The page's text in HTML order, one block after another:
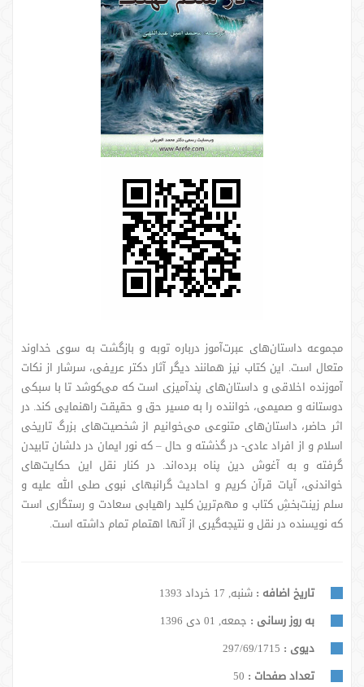
مجموعه داستان‌های عبرت‌آموز درباره توبه و بازگشت به سوی خداوند
متعال است. این کتاب نیز همانند دیگر آثار دکتر عریفی، سرشار از نکات
آموزنده اخلاقی و داستان‌های پندآمیزی است که می‌کوشد تا با سبکی
دوستانه و صمیمی، خواننده را به مسیر حق و حقیقت راهنمایی کند. در
اثر حاضر، داستان‌های متنوعی می‌خوانیم از شخصیت‌های بزرگ تاریخی
اسلام و از افراد عادی- در گذشته و حال – که نور ایمان در دلشان تابیدن
گرفته و به آغوش دین پناه برده‌اند. در کنار نقل این حکایت‌های
خواندنی، آیات قرآن کریم و احادیث گرانبهای نبوی صلی الله علیه و
سلم زینت‌بخشِ کتاب و مهم‌ترین کلید راهیابی سعادت و رستگاری است
که نویسنده در نقل و نتیجه‌گیری از آنها اهتمام تمام داشته است.
تاریخ اضافه : شنبه, 17 خرداد 1393
به روز رسانی : جمعه, 01 دی 1396
دیوی : 297/69/1715
تعداد صفحات :